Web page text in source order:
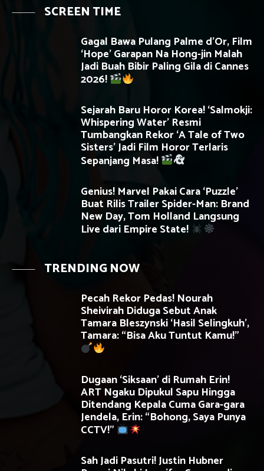
SCREEN TIME
Gagal Bawa Pulang Palme d’Or, Film
‘Hope’ Garapan Na Hong-jin Malah
Jadi Buah Bibir Paling Gila di Cannes
2026!
Sejarah Baru Horor Korea! ‘Salmokji:
Whispering Water’ Resmi
Tumbangkan Rekor ‘A Tale of Two
Sisters’ Jadi Film Horor Terlaris
Sepanjang Masa!
Genius! Marvel Pakai Cara ‘Puzzle’
Buat Rilis Trailer Spider-Man: Brand
New Day, Tom Holland Langsung
Live dari Empire State!
TRENDING NOW
Pecah Rekor Pedas! Nourah
Sheivirah Diduga Sebut Anak
Tamara Bleszynski ‘Hasil Selingkuh’,
Tamara: “Bisa Aku Tuntut Kamu!”
Dugaan ‘Siksaan’ di Rumah Erin!
ART Ngaku Dipukul Sapu Hingga
Ditendang Kepala Cuma Gara-gara
Jendela, Erin: “Bohong, Saya Punya
CCTV!”
Sah Jadi Pasutri! Justin Hubner